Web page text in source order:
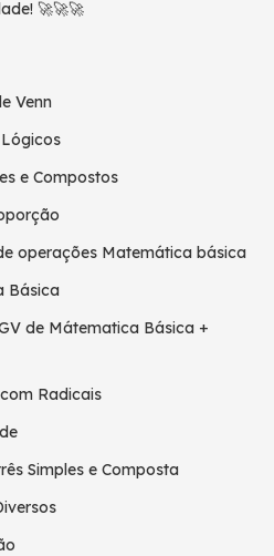
🚀🚀🚀
Venn
e Compostos
operações Matemática básica
Básica
de Mátematica Básica +
Radicais
Simples e Composta